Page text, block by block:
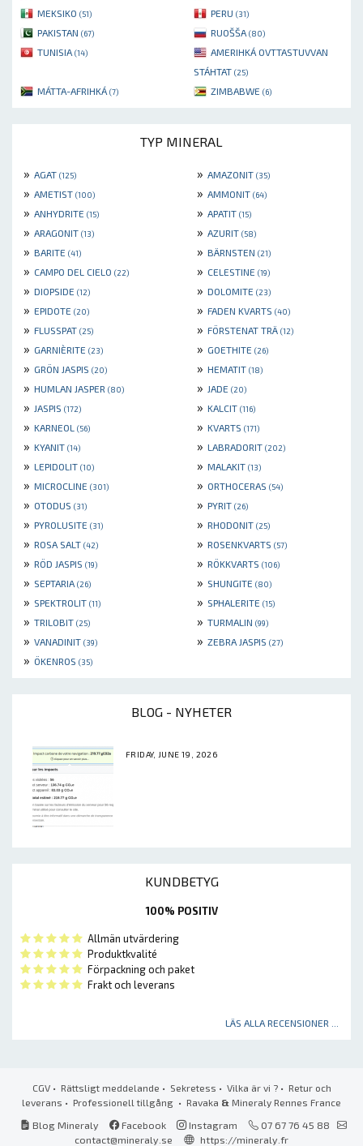
MEKSIKO (51) PERU (31)
PAKISTAN (67) RUOŠŠA (80)
TUNISIA (14)
AMERIHKÁ OVTTASTUVVAN
STÁHTAT (25)
MÁTTA-AFRIHKÁ (7) ZIMBABWE (6)
TYP MINERAL
» AGAT (125) » AMAZONIT (35)
» AMETIST (100) » AMMONIT (64)
» ANHYDRITE (15) » APATIT (15)
» ARAGONIT (13) » AZURIT (58)
» BARITE (41) » BÄRNSTEN (21)
» CAMPO DEL CIELO (22) » CELESTINE (19)
» DIOPSIDE (12) » DOLOMITE (23)
» EPIDOTE (20) » FADEN KVARTS (40)
» FLUSSPAT (25) » FÖRSTENAT TRÄ (12)
» GARNIÈRITE (23) » GOETHITE (26)
» GRÖN JASPIS (20) » HEMATIT (18)
» HUMLAN JASPER (80) » JADE (20)
» JASPIS (172) » KALCIT (116)
» KARNEOL (56) » KVARTS (171)
» KYANIT (14) » LABRADORIT (202)
» LEPIDOLIT (10) » MALAKIT (13)
» MICROCLINE (301) » ORTHOCERAS (54)
» OTODUS (31) » PYRIT (26)
» PYROLUSITE (31) » RHODONIT (25)
» ROSA SALT (42) » ROSENKVARTS (57)
» RÖD JASPIS (19) » RÖKKVARTS (106)
» SEPTARIA (26) » SHUNGITE (80)
» SPEKTROLIT (11) » SPHALERITE (15)
» TRILOBIT (25) » TURMALIN (99)
» VANADINIT (39) » ZEBRA JASPIS (27)
» ÖKENROS (35)
BLOG - NYHETER
FRIDAY, JUNE 19, 2026
KUNDBETYG
100% POSITIV
Allmän utvärdering
Produktkvalité
Förpackning och paket
Frakt och leverans
LÄS ALLA RECENSIONER ...
CGV• Rättsligt meddelande • Sekretess • Vilka är vi ?• Retur och
leverans • Professionell tillgång • Ravaka & Mineraly Rennes France
Blog Mineraly
Facebook Instagram
07 67 76 45 88
contact@mineraly.se
https://mineraly.fr